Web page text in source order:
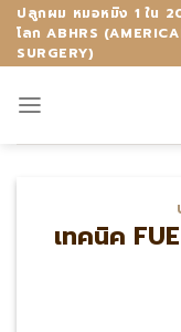
Skip
content
ปลูกผม หมอหมิง 1 ใน
โลก ABHRS
SURGERY)
เทคนิค